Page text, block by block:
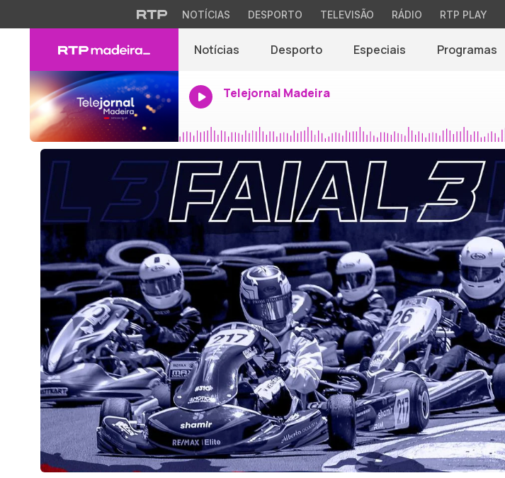
NOTÍCIAS DESPORTO TELEVISÃO RÁDIO RTP PLAY
Notícias Desporto Especiais Programas
Telejornal Madeira